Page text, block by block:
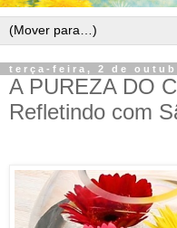
terça-feira, 2 de
A PUREZA DO
Refletindo com